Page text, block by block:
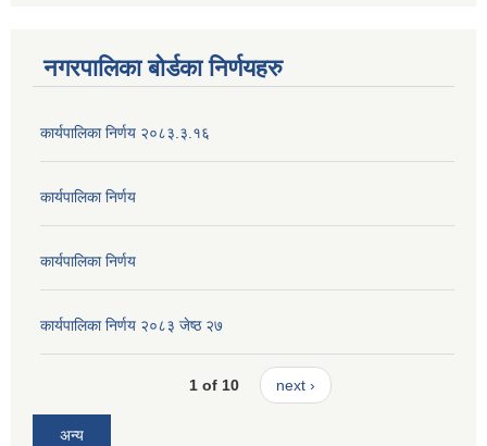
नगरपालिका बोर्डका निर्णयहरु
कार्यपालिका निर्णय २०८३.३.१६
कार्यपालिका निर्णय
कार्यपालिका निर्णय
कार्यपालिका निर्णय २०८३ जेष्ठ २७
1 of 10 next ›
अन्य